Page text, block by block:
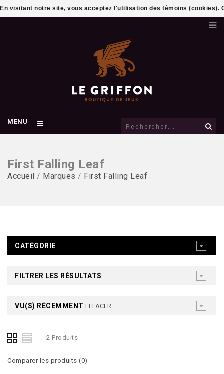
MENU
First Falling Leaf
Accueil / Marques / First Falling Leaf
CATÉGORIE
FILTRER LES RÉSULTATS
VU(S) RÉCEMMENT EFFACER
2 Produits
Comparer les produits (0)
En visitant notre site, vous acceptez l'utilisation des témoins